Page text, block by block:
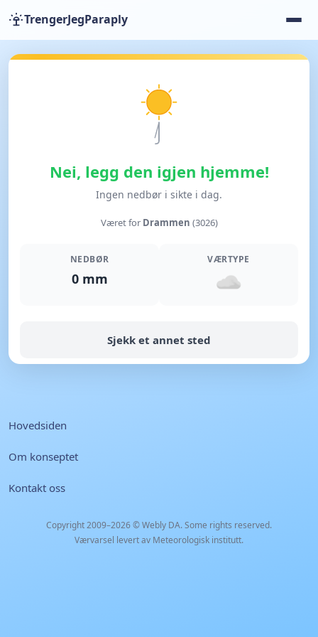
TrengerJegParaply
Nei, legg den igjen hjemme!
Ingen nedbør i sikte i dag.
Været for Drammen (3026)
NEDBØR
0 mm
VÆRTYPE
Sjekk et annet sted
Hovedsiden
Om konseptet
Kontakt oss
Copyright 2009–2026 ©Webly DA. Some rights reserved.
Værvarsel levert av Meteorologisk institutt.